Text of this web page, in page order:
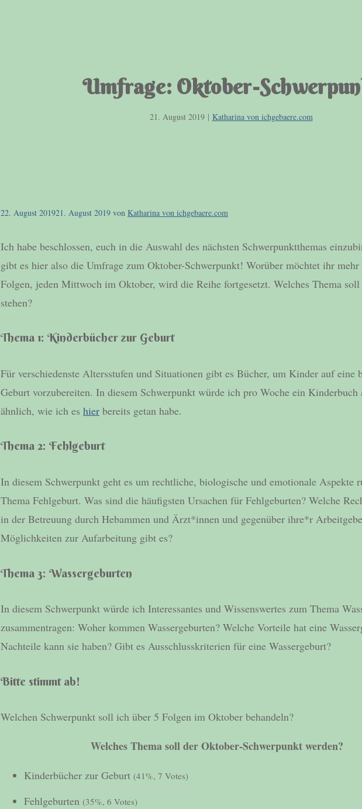
Umfrage: Oktober-
21. August 2019 | Katharina von ichgebaere.com
22. August 201921. August 2019 von Katharina von ichgebaere.com
Ich habe beschlossen, euch in die Auswahl des nächsten Schwerpunktthemas
gibt es hier also die Umfrage zum Oktober-Schwerpunkt! Worüber möchtet ihr mehr
Folgen, jeden Mittwoch im Oktober, wird die Reihe fortgesetzt. Welches Thema
stehen?
Thema 1: Kinderbücher zur Geburt
Für verschiedenste Altersstufen und Situationen gibt es Bücher, um Kinder auf eine
Geburt vorzubereiten. In diesem Schwerpunkt würde ich pro Woche ein Kinderbuch
ähnlich, wie ich es hier bereits getan habe.
Thema 2: Fehlgeburt
In diesem Schwerpunkt geht es um rechtliche, biologische und emotionale Aspekte
Thema Fehlgeburt. Was sind die häufigsten Ursachen für Fehlgeburten? Welche
in der Betreuung durch Hebammen und Ärzt*innen und gegenüber ihre*r
Möglichkeiten zur Aufarbeitung gibt es?
Thema 3: Wassergeburten
In diesem Schwerpunkt würde ich Interessantes und Wissenswertes zum Thema
zusammentragen: Woher kommen Wassergeburten? Welche Vorteile hat eine
Nachteile kann sie haben? Gibt es Ausschlusskriterien für eine Wassergeburt?
Bitte stimmt ab!
Welchen Schwerpunkt soll ich über 5 Folgen im Oktober behandeln?
Welches Thema soll der Oktober-Schwerpunkt werden?
Kinderbücher zur Geburt (41%, 7 Votes)
Fehlgeburten (35%, 6 Votes)